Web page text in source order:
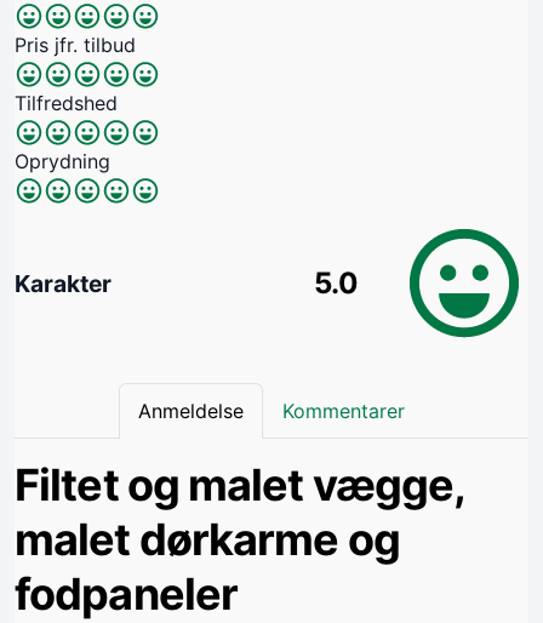
Pris jfr. tilbud
Tilfredshed
Oprydning
Karakter 5.0
Anmeldelse Kommentarer
Filtet og malet vægge,
malet dørkarme og
fodpaneler